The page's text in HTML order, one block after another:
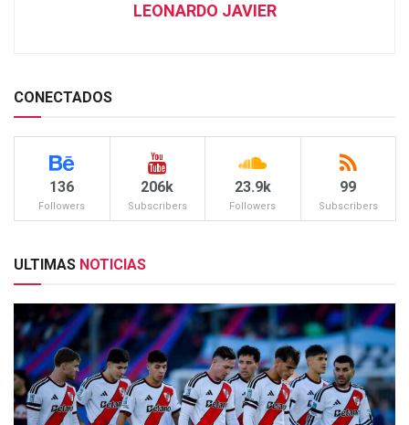
LEONARDO JAVIER
CONECTADOS
136
Followers
206k
Subscribers
23.9k
Followers
99
Subscribers
ULTIMAS NOTICIAS